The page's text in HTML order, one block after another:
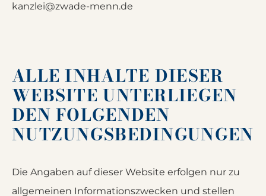
kanzlei@zwade-menn.de
ALLE INHALTE DIESER
WEBSITE UNTERLIEGEN
DEN FOLGENDEN
NUTZUNGSBEDINGUNGEN
Die Angaben auf dieser Website erfolgen nur zu
allgemeinen Informationszwecken und stellen